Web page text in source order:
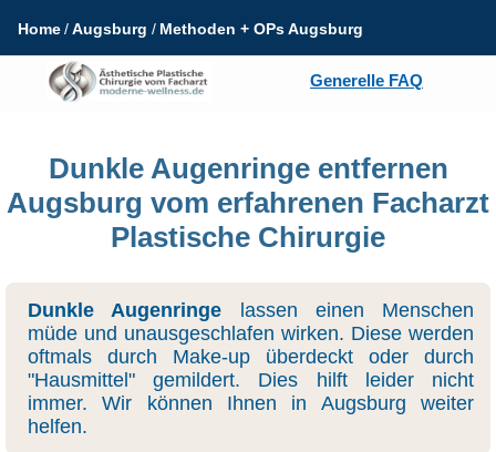
Generelle FAQ
Home Augsburg Methoden + OPs Augsburg
Dunkle Augenringe entfernen
Augsburg vom erfahrenen Facharzt
Plastische Chirurgie
Dunkle Augenringe lassen einen Menschen
müde und unausgeschlafen wirken. Diese werden
oftmals durch Make-up überdeckt oder durch
"Hausmittel" gemildert. Dies hilft leider nicht
immer. Wir können Ihnen in Augsburg weiter
helfen.